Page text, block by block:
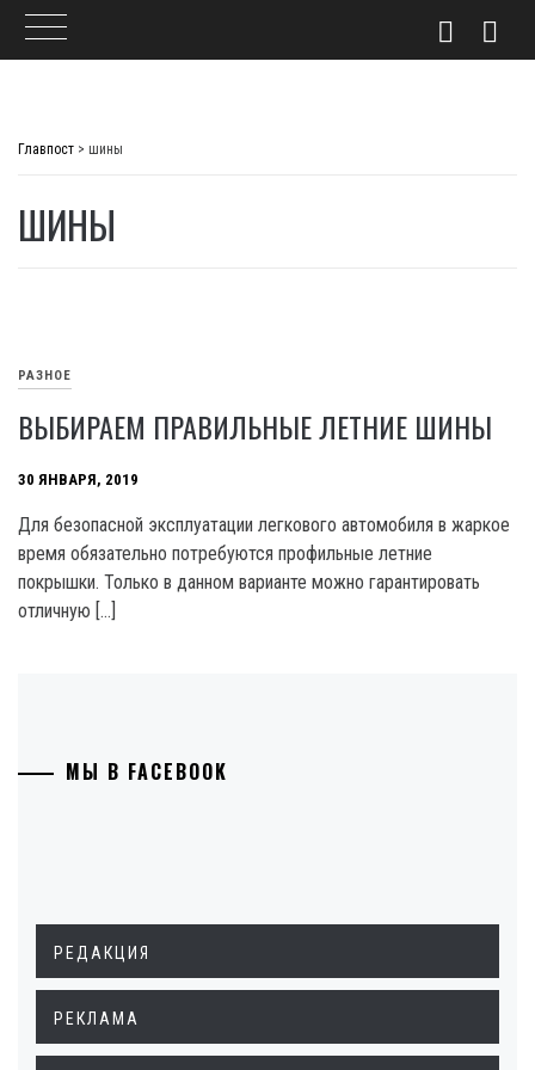
Главпост > шины
ШИНЫ
РАЗНОЕ
ВЫБИРАЕМ ПРАВИЛЬНЫЕ ЛЕТНИЕ ШИНЫ
30 ЯНВАРЯ, 2019
Для безопасной эксплуатации легкового автомобиля в жаркое
время обязательно потребуются профильные летние
покрышки. Только в данном варианте можно гарантировать
отличную […]
МЫ В FACEBOOK
РЕДАКЦИЯ
РЕКЛАМА